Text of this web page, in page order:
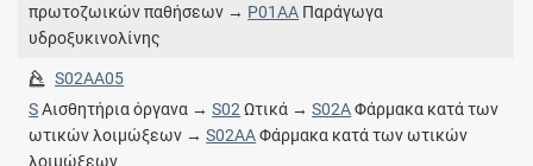
πρωτοζωικών παθήσεων → P01AA Παράγωγα
υδροξυκινολίνης
S02AA05
SΑισθητήρια όργανα →S02 Ωτικά →S02AΦάρμακα κατά των
ωτικών λοιμώξεων →S02AAΦάρμακα κατά των ωτικών
λοιμώξεων